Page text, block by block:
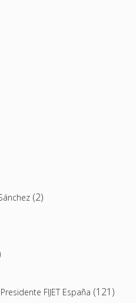
(2)
FIJET España (121)